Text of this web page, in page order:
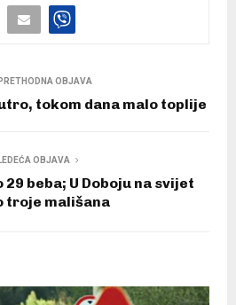
PRETHODNA OBJAVA
tokom dana malo toplije
OBJAVA
beba; U Doboju na svijet
troje mališana